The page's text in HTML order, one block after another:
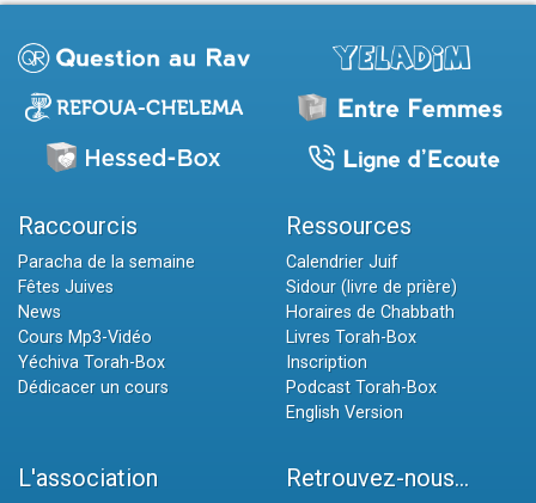
Raccourcis
Paracha de la semaine
Fêtes Juives
News
Cours Mp3-Vidéo
Yéchiva Torah-Box
Dédicacer un cours
Ressources
Calendrier Juif
Sidour (livre de prière)
Horaires de Chabbath
Livres Torah-Box
Inscription
Podcast Torah-Box
English Version
L'association Retrouvez-nous...